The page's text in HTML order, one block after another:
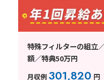
特殊フィルターの組立
額／特典50万円
月収例 301,820 円